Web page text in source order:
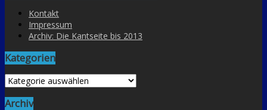
Kontakt
Impressum
Archiv: Die Kantseite bis 2013
Kategorien
Kategorien
Archiv